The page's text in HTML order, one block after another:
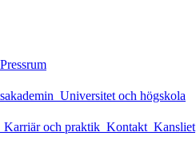
Pressrum
Universitet och högskola
Karriär och praktik Kontakt Kansliet